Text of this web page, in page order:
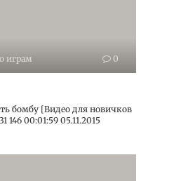
играм 0
бомбу [Видео для новичков
146 00:01:59 05.11.2015